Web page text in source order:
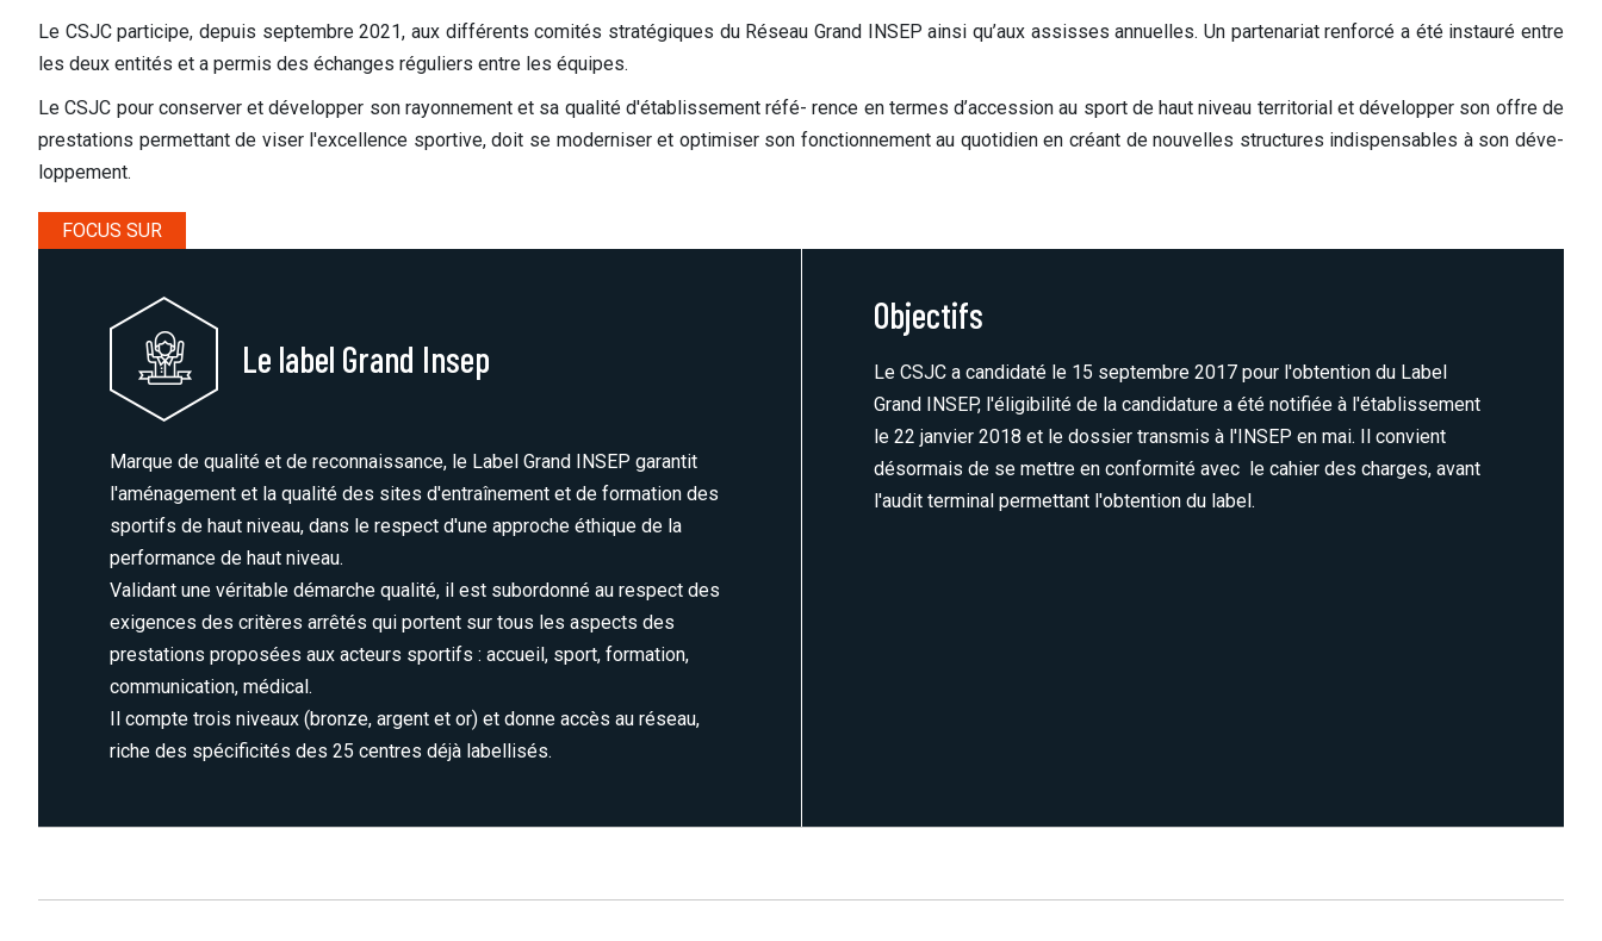
Le CSJC participe, depuis septembre 2021, aux différents comités stratégiques du Réseau Grand INSEP ainsi qu’aux assisses annuelles. Un partenariat renforcé a été instauré entre
les deux entités et a permis des échanges réguliers entre les équipes.
Le CSJC pour conserver et développer son rayonnement et sa qualité d'établissement réfé- rence en termes d’accession au sport de haut niveau territorial et développer son offre de
prestations permettant de viser l'excellence sportive, doit se moderniser et optimiser son fonctionnement au quotidien en créant de nouvelles structures indispensables à son déve-
loppement.
FOCUS SUR
Le label Grand Insep
Marque de qualité et de reconnaissance, le Label Grand INSEP garantit
l'aménagement et la qualité des sites d'entraînement et de formation des
sportifs de haut niveau, dans le respect d'une approche éthique de la
performance de haut niveau.
Validant une véritable démarche qualité, il est subordonné au respect des
exigences des critères arrêtés qui portent sur tous les aspects des
prestations proposées aux acteurs sportifs : accueil, sport, formation,
communication, médical.
Il compte trois niveaux (bronze, argent et or) et donne accès au réseau,
riche des spécificités des 25 centres déjà labellisés.
Objectifs
Le CSJC a candidaté le 15 septembre 2017 pour l'obtention du Label
Grand INSEP, l'éligibilité de la candidature a été notifiée à l'établissement
le 22 janvier 2018 et le dossier transmis à l'INSEP en mai. Il convient
désormais de se mettre en conformité avec le cahier des charges, avant
l'audit terminal permettant l'obtention du label.